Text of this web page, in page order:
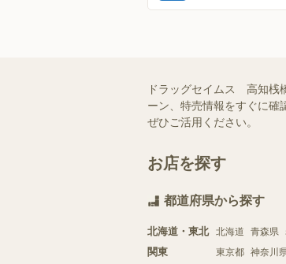
ドラッグセイムス 高知桟
ーン、特売情報をすぐに確
ぜひご活用ください。
お店を探す
都道府県から探す
北海道・東北 北海道 青森県
関東 東京都 神奈川